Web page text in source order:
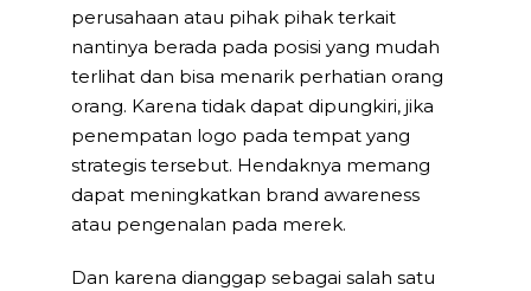
perusahaan atau pihak pihak terkait
nantinya berada pada posisi yang mudah
terlihat dan bisa menarik perhatian orang
orang. Karena tidak dapat dipungkiri, jika
penempatan logo pada tempat yang
strategis tersebut. Hendaknya memang
dapat meningkatkan brand awareness
atau pengenalan pada merek.
Dan karena dianggap sebagai salah satu